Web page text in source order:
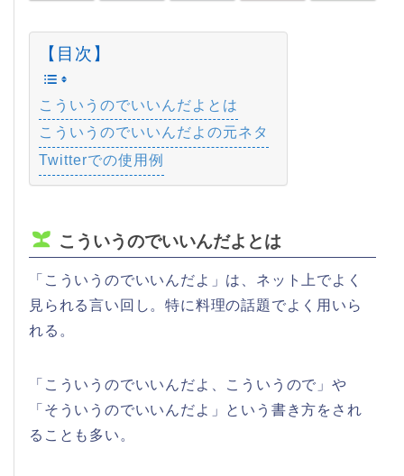
【目次】
こういうのでいいんだよとは
こういうのでいいんだよの元ネタ
Twitterでの使用例
こういうのでいいんだよとは
「こういうのでいいんだよ」は、ネット上でよく
見られる言い回し。特に料理の話題でよく用いら
れる。
「こういうのでいいんだよ、こういうので」や
「そういうのでいいんだよ」という書き方をされ
ることも多い。